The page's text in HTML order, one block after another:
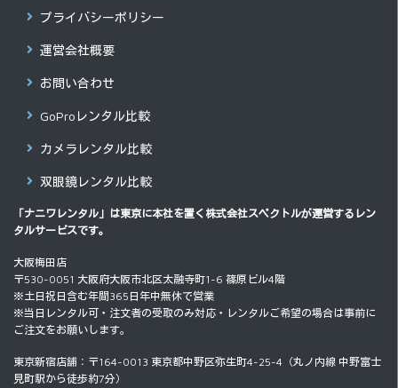
プライバシーポリシー
運営会社概要
お問い合わせ
GoProレンタル比較
カメラレンタル比較
双眼鏡レンタル比較
「ナニワレンタル」は東京に本社を置く 株式会社スペクトルが運営するレン
タルサービスです。
大阪梅田店
〒530-0051 大阪府大阪市北区太融寺町1-6 篠原ビル4階
※土日祝日含む年間365日年中無休で営業
※当日レンタル可・注文者の受取のみ対応・レンタルご希望の場合は事前に
ご注文をお願いします。
東京新宿店舗：〒164-0013 東京都中野区弥生町4-25-4（丸ノ内線 中野富士
見町駅から徒歩約7分）